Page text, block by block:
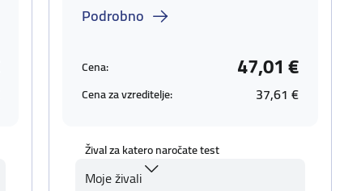
Podrobno
Cena: 47,01 €
Cena za vzreditelje: 37,61 €
Žival za katero naročate test
Moje živali